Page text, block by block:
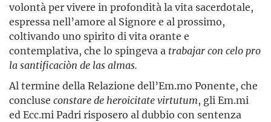
volontà per vivere in profondità la vita sacerdotale,
espressa nell’amore al Signore e al prossimo,
coltivando uno spirito di vita orante e
contemplativa, che lo spingeva a trabajar con celo pro
la santificaciòn de las almas.
Al termine della Relazione dell’Em.mo Ponente, che
concluse constare de heroicitate virtutum, gli Em.mi
ed Ecc.mi Padri risposero al dubbio con sentenza